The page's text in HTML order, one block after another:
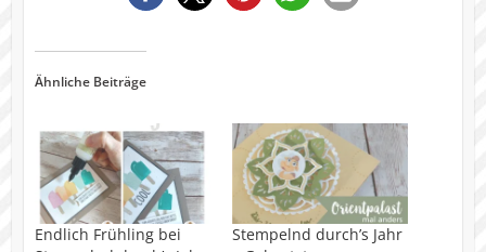
Ähnliche Beiträge
Endlich Frühling bei
Stempelnd durch’s Jahr